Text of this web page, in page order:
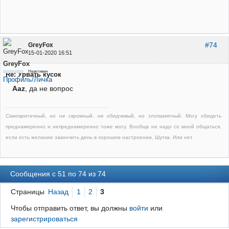
#74
GreyFox
15-01-2020 16:51
GreyFox
Неактивен
Профиль/Личка
Re: Урвать кусок
Aaz, да не вопрос
Самокритичный, но не скромный, не обидчивый, но злопамятный. Могу обидеть
преднамеренно и непреднамеренно тоже могу. Вообще не надо со мной общаться,
если есть желание закончить день в хорошем настроении. Шутка. Или нет
Сообщения с 51 по 74 из 74
Страницы Назад 1 2 3
Чтобы отправить ответ, вы должны войти или
зарегистрироваться